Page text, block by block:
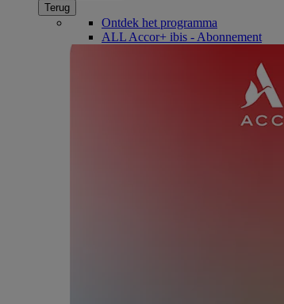
Terug
Ontdek het programma
ALL Accor+ ibis - Abonnement